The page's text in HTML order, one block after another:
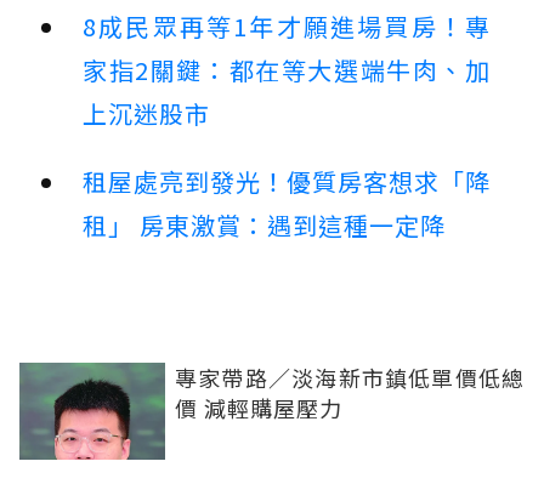
8成民眾再等1年才願進場買房！專
家指2關鍵：都在等大選端牛肉、加
上沉迷股市
租屋處亮到發光！優質房客想求「降
租」 房東激賞：遇到這種一定降
專家帶路／淡海新市鎮低單價低總
價 減輕購屋壓力